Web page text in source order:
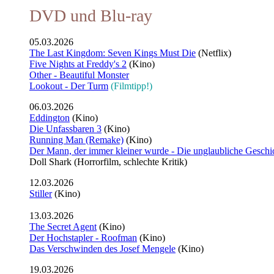
DVD und Blu-ray
05.03.2026
The Last Kingdom: Seven Kings Must Die (Netflix)
Five Nights at Freddy's 2 (Kino)
Other - Beautiful Monster
Lookout - Der Turm (Filmtipp!)
06.03.2026
Eddington (Kino)
Die Unfassbaren 3 (Kino)
Running Man (Remake) (Kino)
Der Mann, der immer kleiner wurde - Die unglaubliche
Doll Shark (Horrorfilm, schlechte Kritik)
12.03.2026
Stiller(Kino)
13.03.2026
The Secret Agent(Kino)
Der Hochstapler - Roofman (Kino)
Das Verschwinden des Josef Mengele (Kino)
19.03.2026